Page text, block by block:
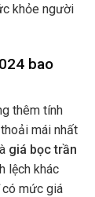
khỏe người
bao
thêm tính
mái nhất
giá bọc trần
lệch khác
có mức giá